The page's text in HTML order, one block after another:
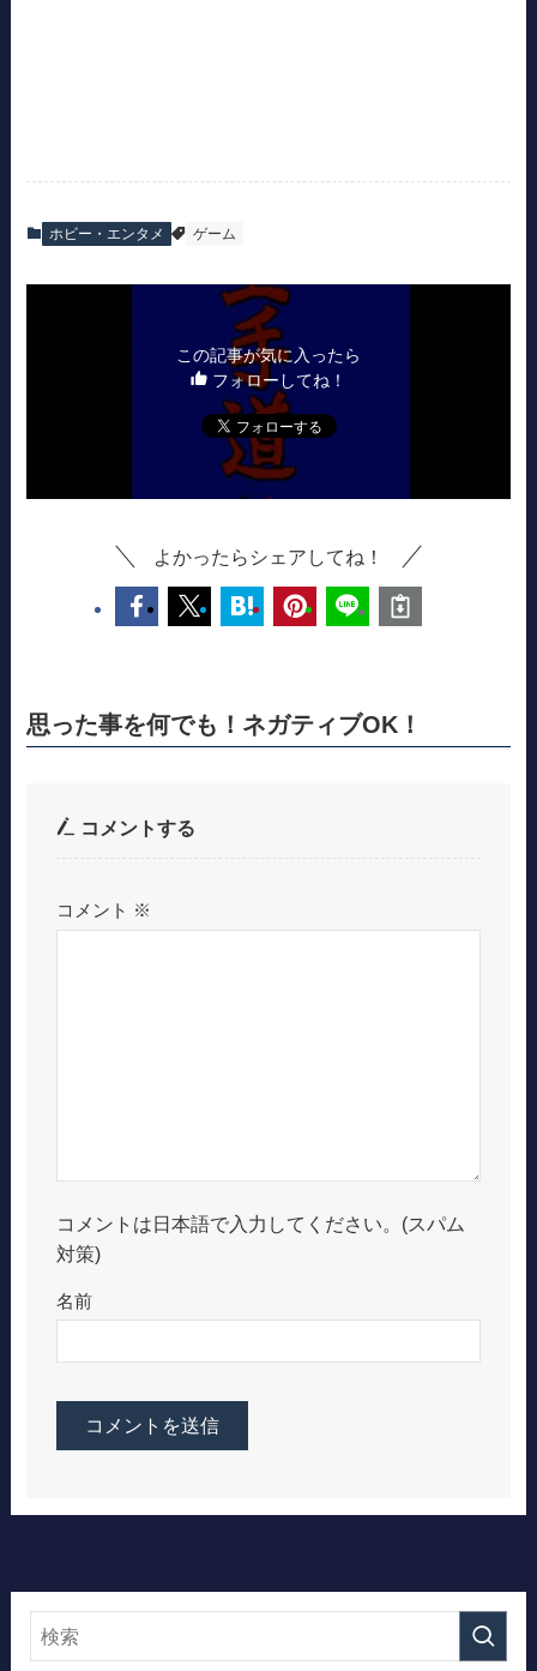
ホビー・エンタメ ゲーム
この記事が気に入ったら
フォローしてね！
よかったらシェアしてね！
思った事を何でも！ネガティブOK！
コメントする
コメント ※
コメントは日本語で入力してください。(スパム
対策)
名前